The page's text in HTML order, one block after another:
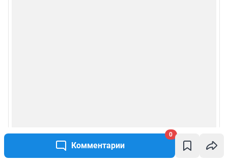
Комментарии
0